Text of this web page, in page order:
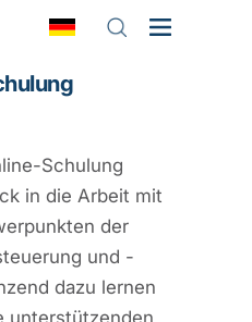
Schulung
in die Arbeit mit
der
und -
dazu lernen
unterstützenden